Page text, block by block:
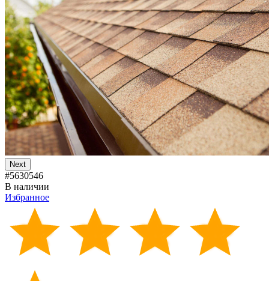
Next
#5630546
В наличии
Избранное